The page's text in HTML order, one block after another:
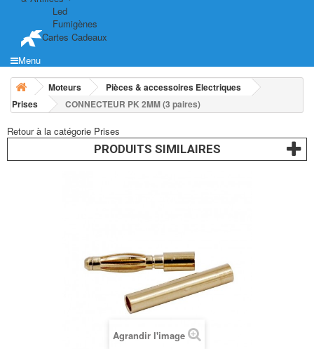
Led
Fumigènes
Cartes Cadeaux
Menu
Moteurs
Pièces & accessoires Electriques
Prises
CONNECTEUR PK 2MM (3 paires)
Retour à la catégorie Prises
PRODUITS SIMILAIRES
Agrandir l'image